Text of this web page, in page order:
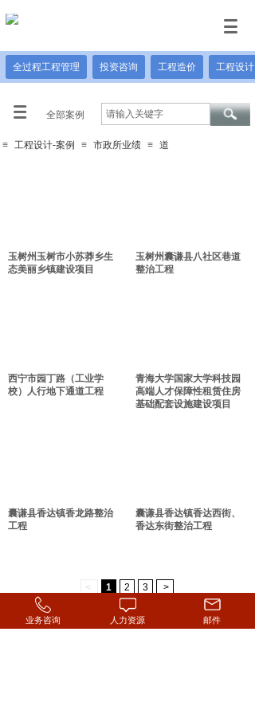
全过程工程管理 投资咨询 工程造价 工程设计
全部案例
≡ 工程设计-案例 ≡ 市政所业绩 ≡ 道
玉树州玉树市小苏莽乡生
态美丽乡镇建设项目
玉树州囊谦县八社区巷道
整治工程
西宁市园丁路（工业学
校）人行地下通道工程
青海大学国家大学科技园
高端人才保障性租赁住房
基础配套设施建设项目
囊谦县香达镇香龙路整治
工程
囊谦县香达镇香达西街、
香达东街整治工程
< 1 2 3 >
业务咨询 人力资源 邮件